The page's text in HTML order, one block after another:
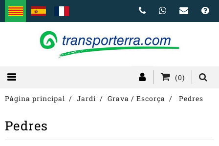
(0)
Pàgina principal Jardí Grava / Escorça Pedres
Pedres